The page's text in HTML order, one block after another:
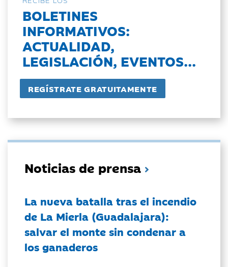
BOLETINES
INFORMATIVOS:
ACTUALIDAD,
LEGISLACIÓN, EVENTOS...
Noticias de prensa
La nueva batalla tras el incendio
de La Mierla (Guadalajara):
salvar el monte sin condenar a
los ganaderos